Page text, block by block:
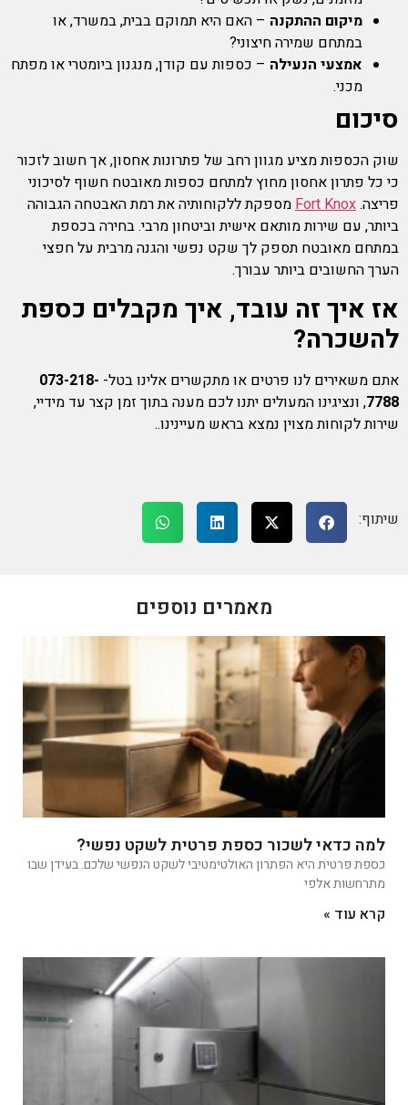
מיקום ההתקנה – האם היא תמוקם בבית, במשרד, או
במתחם שמירה חיצוני?
אמצעי הנעילה – כספות עם קודן, מנגנון ביומטרי או מפתח
מכני.
סיכום
שוק הכספות מציע מגוון רחב של פתרונות אחסון, אך חשוב לזכור
כי כל פתרון אחסון מחוץ למתחם כספות מאובטח חשוף לסיכוני
פריצה.Fort Knoxמספקת ללקוחותיה את רמת האבטחה הגבוהה
ביותר, עם שירות מותאם אישית וביטחון מרבי. בחירה בכספת
במתחם מאובטח תספק לך שקט נפשי והגנה מרבית על חפצי
הערך החשובים ביותר עבורך.
אז איך זה עובד, איך מקבלים כספת
להשכרה?
אתם משאירים לנו פרטים או מתקשרים אלינו בטל- 073-218-
7788, ונציגינו המעולים יתנו לכם מענה בתוך זמן קצר עד מידיי,
שירות לקוחות מצוין נמצא בראש מעיינינו..
שיתוף:
מאמרים נוספים
למה כדאי לשכור כספת פרטית לשקט נפשי?
כספת פרטית היא הפתרון האולטימטיבי לשקט הנפשי שלכם. בעידן שבו
מתרחשות אלפי
קרא עוד »